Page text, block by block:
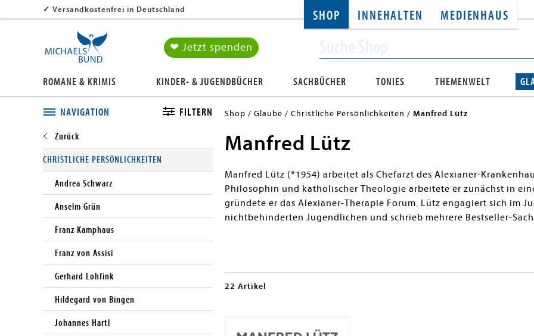
SHOP INNEHALTEN MEDIENHAUS
✓ Versandkostenfrei in Deutschland
❤ Jetzt spenden
ROMANE & KRIMIS KINDER- & JUGENDBÜCHER SACHBÜCHER TONIES THEMENWELT
NAVIGATION FILTERN
Close submenu
CHRISTLICHE PERSÖNLICHKEITEN
Andrea Schwarz
Anselm Grün
Franz Kamphaus
Franz von Assisi
Gerhard Lohfink
Hildegard von Bingen
Johannes Hartl
Shop Glaube Christliche Persönlichkeiten Manfred Lütz
Manfred Lütz
Manfred Lütz (*1954) arbeitet als Chefarzt des Alexianer-
Philosophin und katholischer Theologie arbeitete er zunächst in
gründete er das Alexianer-Therapie Forum. Lütz engagiert sich im
nichtbehinderten Jugendlichen und schrieb mehrere Bestseller-
22 Artikel